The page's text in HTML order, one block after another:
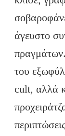
άγευστο
του
cult, αλλά